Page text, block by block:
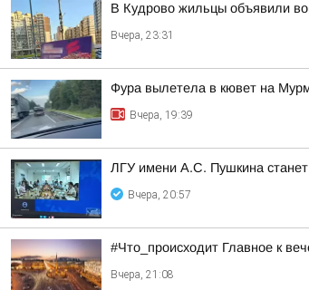
В Кудрово жильцы объявили
Вчера, 23:31
Фура вылетела в кювет на
Вчера, 19:39
ЛГУ имени А.С. Пушкина станет
Вчера, 20:57
#Что_происходит Главное к
Вчера, 21:08